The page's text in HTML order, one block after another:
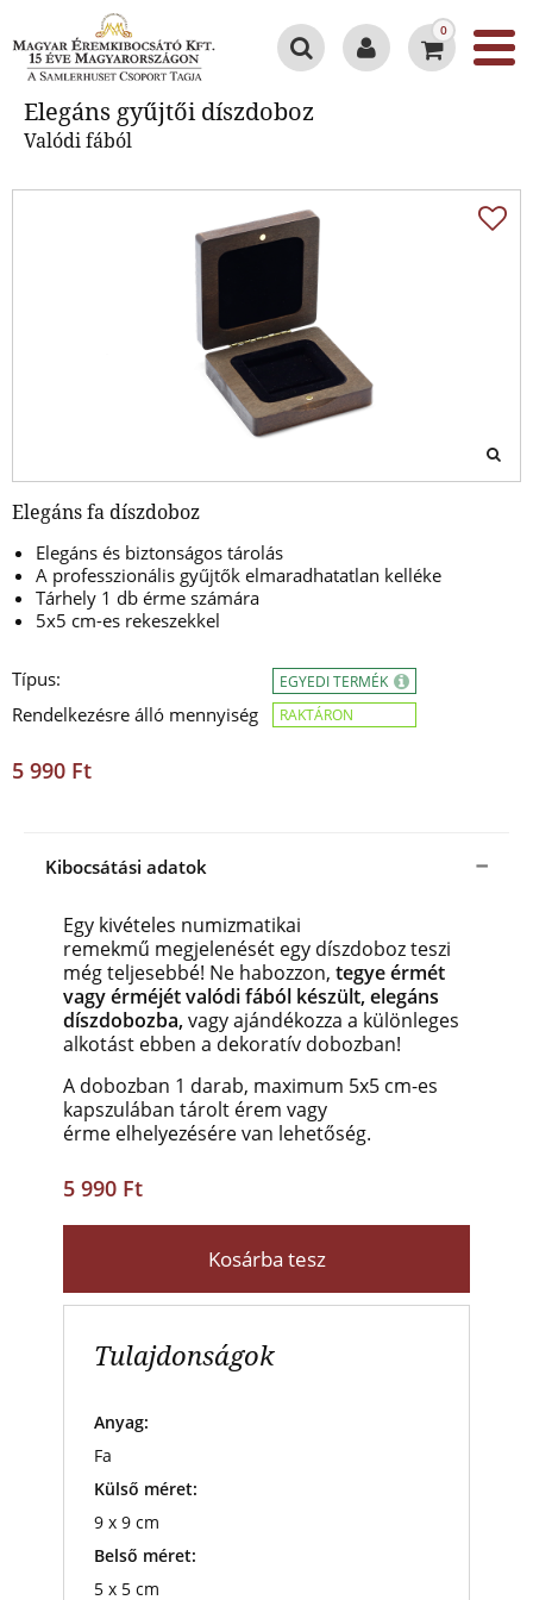
0
Elegáns gyűjtői díszdoboz
Valódi fából
Elegáns fa díszdoboz
Elegáns és biztonságos tárolás
A professzionális gyűjtők elmaradhatatlan kelléke
Tárhely 1 db érme számára
5x5 cm-es rekeszekkel
Típus:
Rendelkezésre álló mennyiség
EGYEDI TERMÉK
RAKTÁRON
5 990 Ft
Kibocsátási adatok
Egy kivételes numizmatikai
remekmű megjelenését egy díszdoboz teszi
még teljesebbé! Ne habozzon, tegye érmét
vagy érméjét valódi fából készült, elegáns
díszdobozba,vagy ajándékozza a különleges
alkotást ebben a dekoratív dobozban!
A dobozban 1 darab, maximum 5x5 cm-es
kapszulában tárolt érem vagy
érme elhelyezésére van lehetőség.
5 990 Ft
Kosárba tesz
Tulajdonságok
Anyag:
Fa
Külső méret:
9 x 9 cm
Belső méret:
5 x 5 cm
Elegáns gyűjtői díszdoboz